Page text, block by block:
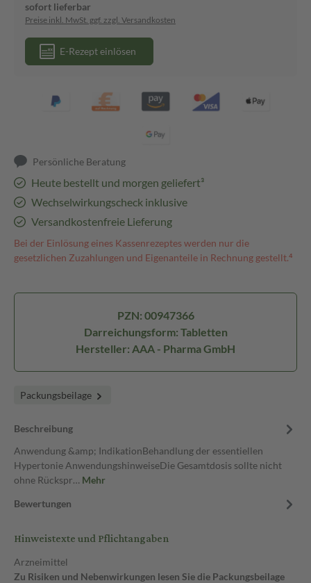
sofort lieferbar
Preise inkl. MwSt. ggf. zzgl. Versandkosten
E-Rezept einlösen
Persönliche Beratung
Heute bestellt und morgen geliefert³
Wechselwirkungscheck inklusive
Versandkostenfreie Lieferung
Bei der Einlösung eines Kassenrezeptes werden nur die
gesetzlichen Zuzahlungen und Eigenanteile in Rechnung gestellt.⁴
PZN: 00947366
Darreichungsform: Tabletten
Hersteller: AAA - Pharma GmbH
Packungsbeilage
Beschreibung
Anwendung &amp; IndikationBehandlung der essentiellen
Hypertonie AnwendungshinweiseDie Gesamtdosis sollte nicht
ohne Rückspr… Mehr
Bewertungen
Hinweistexte und Pflichtangaben
Arzneimittel
Zu Risiken und Nebenwirkungen lesen Sie die Packungsbeilage